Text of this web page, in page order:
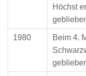
Höchst
1980
Beim 4.